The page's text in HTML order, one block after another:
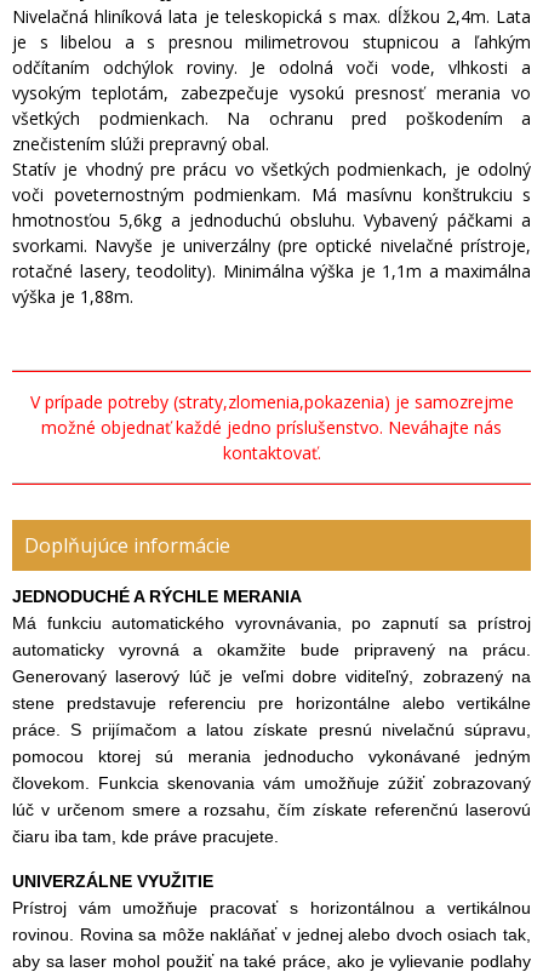
Nivelačná hliníková lata je teleskopická s max. dĺžkou 2,4m. Lata
je s libelou a s presnou milimetrovou stupnicou a ľahkým
odčítaním odchýlok roviny. Je odolná voči vode, vlhkosti a
vysokým teplotám, zabezpečuje vysokú presnosť merania vo
všetkých podmienkach. Na ochranu pred poškodením a
znečistením slúži prepravný obal.
Statív je vhodný pre prácu vo všetkých podmienkach, je odolný
voči poveternostným podmienkam. Má masívnu konštrukciu s
hmotnosťou 5,6kg a jednoduchú obsluhu. Vybavený páčkami a
svorkami. Navyše je univerzálny (pre optické nivelačné prístroje,
rotačné lasery, teodolity). Minimálna výška je 1,1m a maximálna
výška je 1,88m.
V prípade potreby (straty,zlomenia,pokazenia) je samozrejme
možné objednať každé jedno príslušenstvo. Neváhajte nás
kontaktovať.
Doplňujúce informácie
JEDNODUCHÉ A RÝCHLE MERANIA
Má funkciu automatického vyrovnávania, po zapnutí sa prístroj
automaticky vyrovná a okamžite bude pripravený na prácu.
Generovaný laserový lúč je veľmi dobre viditeľný, zobrazený na
stene predstavuje referenciu pre horizontálne alebo vertikálne
práce. S prijímačom a latou získate presnú nivelačnú súpravu,
pomocou ktorej sú merania jednoducho vykonávané jedným
človekom. Funkcia skenovania vám umožňuje zúžiť zobrazovaný
lúč v určenom smere a rozsahu, čím získate referenčnú laserovú
čiaru iba tam, kde práve pracujete.
UNIVERZÁLNE VYUŽITIE
Prístroj vám umožňuje pracovať s horizontálnou a vertikálnou
rovinou. Rovina sa môže nakláňať v jednej alebo dvoch osiach tak,
aby sa laser mohol použiť na také práce, ako je vylievanie podlahy